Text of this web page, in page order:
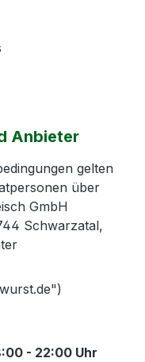
Anbieter
gelten
über
GmbH
Schwarzatal,
- 22:00 Uhr